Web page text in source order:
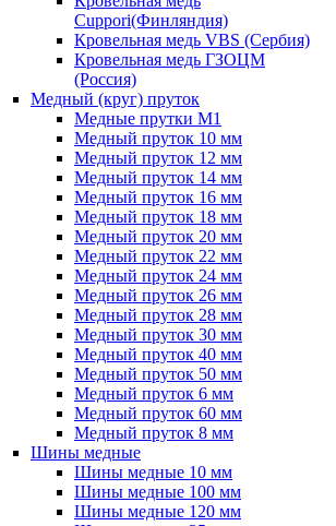
Cuppori(Финляндия)
Кровельная медь VBS (Сербия)
Кровельная медь ГЗОЦМ
(Россия)
Медный (круг) пруток
Медные прутки М1
Медный пруток 10 мм
Медный пруток 12 мм
Медный пруток 14 мм
Медный пруток 16 мм
Медный пруток 18 мм
Медный пруток 20 мм
Медный пруток 22 мм
Медный пруток 24 мм
Медный пруток 26 мм
Медный пруток 28 мм
Медный пруток 30 мм
Медный пруток 40 мм
Медный пруток 50 мм
Медный пруток 6 мм
Медный пруток 60 мм
Медный пруток 8 мм
Шины медные
Шины медные 10 мм
Шины медные 100 мм
Шины медные 120 мм